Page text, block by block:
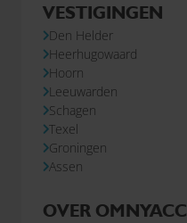
VESTIGINGEN
Den Helder
Heerhugowaard
Hoorn
Leeuwarden
Schagen
Texel
Groningen
Assen
OVER OMNYACC